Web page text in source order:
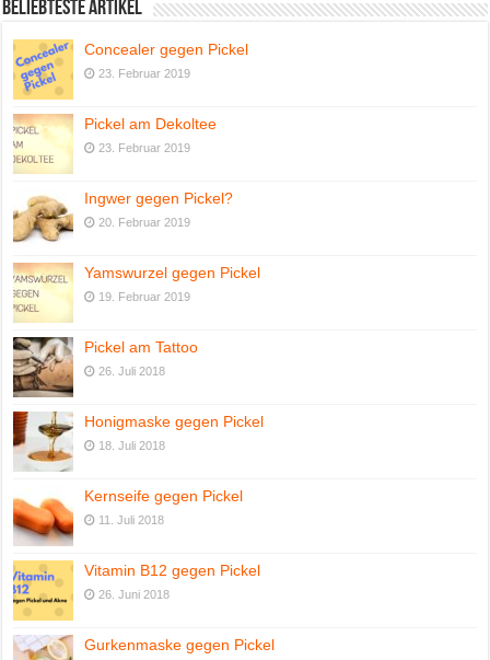
Beliebteste Artikel
Concealer gegen Pickel
23. Februar 2019
Pickel am Dekoltee
23. Februar 2019
Ingwer gegen Pickel?
20. Februar 2019
Yamswurzel gegen Pickel
19. Februar 2019
Pickel am Tattoo
26. Juli 2018
Honigmaske gegen Pickel
18. Juli 2018
Kernseife gegen Pickel
11. Juli 2018
Vitamin B12 gegen Pickel
26. Juni 2018
Gurkenmaske gegen Pickel